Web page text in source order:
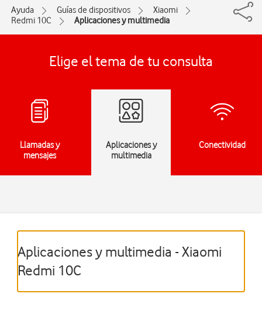
Ayuda Guías de dispositivos
Xiaomi
Redmi 10C
Aplicaciones y multimedia
Elige el tema de tu consulta
Llamadas y
mensajes
Aplicaciones y
multimedia
Conectividad
Aplicaciones y multimedia - Xiaomi
Redmi 10C